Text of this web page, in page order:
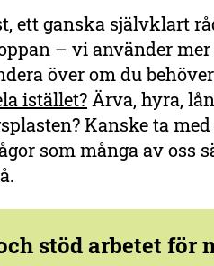
ett ganska självklart
– vi använder mer
över om du
istället? Ärva, hyra,
Kanske ta
som många av oss
stöd arbetet för